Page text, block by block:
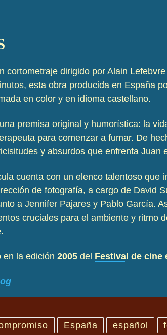
cortometraje dirigido por Alain
esta obra producida en España
en color y en idioma castellano.
premisa original y humorística: la
para comenzar a fumar. De
y absurdos que enfrenta Juan
cuenta con un elenco talentoso que
de fotografía, a cargo de David
a Jennifer Pajares y Pablo García.
cruciales para el ambiente y ritmo
en la edición 2005 del Festival de cine
España español